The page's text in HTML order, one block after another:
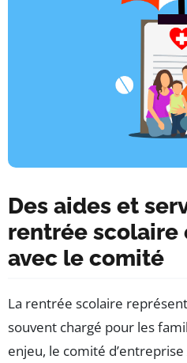
Des aides et
rentrée scolaire
avec le comité
La rentrée scolaire
souvent chargé pour les
enjeu, le comité